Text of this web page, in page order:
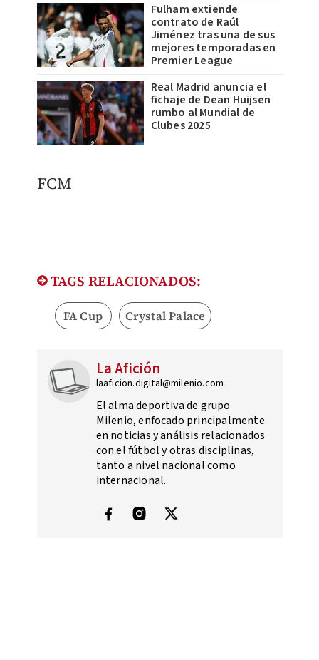
Fulham extiende
contrato de Raúl
Jiménez tras una de sus
mejores temporadas en
Premier League
Real Madrid anuncia el
fichaje de Dean Huijsen
rumbo al Mundial de
Clubes 2025
FCM
TAGS RELACIONADOS:
FA Cup Crystal Palace
La Afición
laaficion.digital@milenio.com
El alma deportiva de grupo
Milenio, enfocado principalmente
en noticias y análisis relacionados
con el fútbol y otras disciplinas,
tanto a nivel nacional como
internacional.